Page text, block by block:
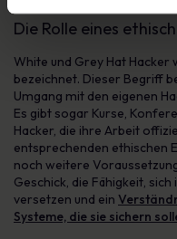
Die Rolle eines
White und Grey Hat Hacker
bezeichnet. Dieser Begriff
Umgang mit den eigenen
Es gibt sogar Kurse,
Hacker, die ihre Arbeit
entsprechenden ethischen
noch weitere
Geschick, die Fähigkeit,
versetzen und ein
Systeme, die sie sichern